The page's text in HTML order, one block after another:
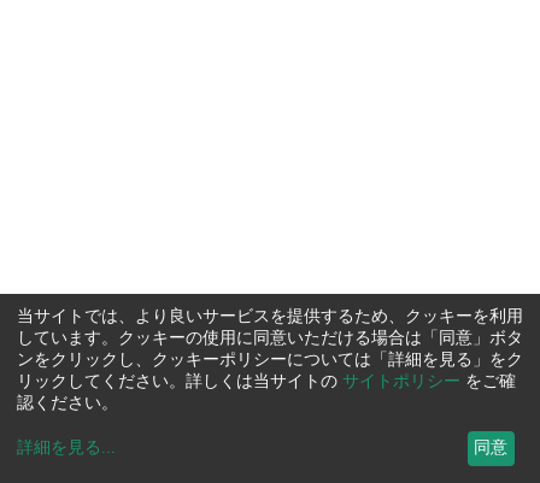
当サイトでは、より良いサービスを提供するため、クッキーを利用
しています。クッキーの使用に同意いただける場合は「同意」ボタ
ンをクリックし、クッキーポリシーについては「詳細を見る」をク
リックしてください。詳しくは当サイトの サイトポリシー をご確
認ください。
詳細を見る ... 同意